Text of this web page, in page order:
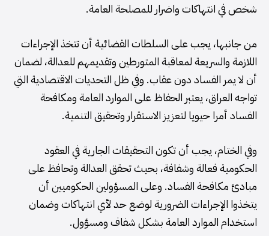
شخص في انتهاكات واضرار للمصلحة العامة.
من جانبها، يجب على السلطات القضائية أن تتخذ الإجراءات
اللازمة والسريعة لمعاقبة المتورطين وتقديمهم للعدالة، لضمان
أن لا يمر الفساد دون عقاب. وفي ظل التحديات الاقتصادية التي
تواجه العراق، يعتبر الحفاظ على الموارد العامة ومكافحة
الفساد أمرا حيويا لتعزيز الاستقرار وتحقيق التنمية.
وفي الختام، يجب أن تكون التحقيقات الجارية في العقود
الحكومية فعالة وشفافة، بحيث تحقق العدالة وتحافظ على
مبادئ مكافحة الفساد. وعلى المسؤولين الحكوميين أن
يتخذوا الإجراءات الضرورية لوضع حد لأي انتهاكات وضمان
استخدام الموارد العامة بشكل شفاف ومسؤول.